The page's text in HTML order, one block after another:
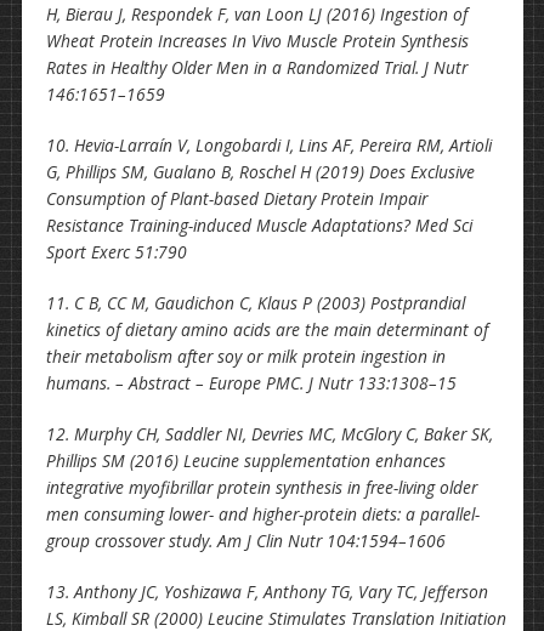
H, Bierau J, Respondek F, van Loon LJ (2016) Ingestion of
Wheat Protein Increases In Vivo Muscle Protein Synthesis
Rates in Healthy Older Men in a Randomized Trial. J Nutr
146:1651–1659
10. Hevia-Larraín V, Longobardi I, Lins AF, Pereira RM, Artioli
G, Phillips SM, Gualano B, Roschel H (2019) Does Exclusive
Consumption of Plant-based Dietary Protein Impair
Resistance Training-induced Muscle Adaptations? Med Sci
Sport Exerc 51:790
11. C B, CC M, Gaudichon C, Klaus P (2003) Postprandial
kinetics of dietary amino acids are the main determinant of
their metabolism after soy or milk protein ingestion in
humans. – Abstract – Europe PMC. J Nutr 133:1308–15
12. Murphy CH, Saddler NI, Devries MC, McGlory C, Baker SK,
Phillips SM (2016) Leucine supplementation enhances
integrative myofibrillar protein synthesis in free-living older
men consuming lower- and higher-protein diets: a parallel-
group crossover study. Am J Clin Nutr 104:1594–1606
13. Anthony JC, Yoshizawa F, Anthony TG, Vary TC, Jefferson
LS, Kimball SR (2000) Leucine Stimulates Translation Initiation